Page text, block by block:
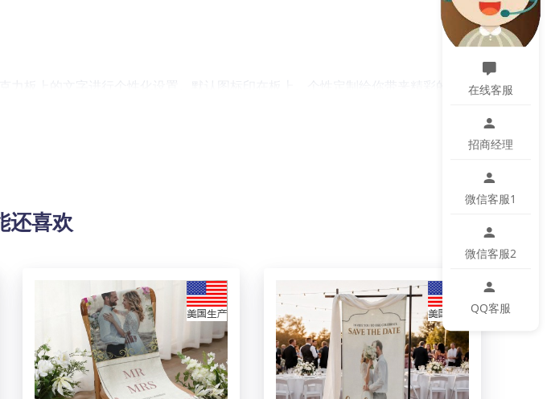
板上的文字进行个性化设置。默认图标印在板上。个性定制给你带来精彩的体
素原因，难以避免或将存在微小色差、位置及大小等误差，如遇以上问题均属
还喜欢
在线客服
招商经理
微信客服1
微信客服2
QQ客服